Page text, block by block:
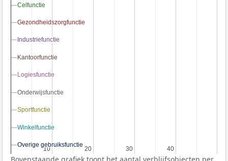
10
10 20
20 30
30 40
40
Celfunctie
Celfunctie
Gezondheidszorgfunctie
Gezondheidszorgfunctie
Industriefunctie
Industriefunctie
Kantoorfunctie
Kantoorfunctie
Logiesfunctie
Logiesfunctie
Onderwijsfunctie
Onderwijsfunctie
Sportfunctie
Sportfunctie
Winkelfunctie
Winkelfunctie
Overige gebruiksfunctie
Overige gebruiksfunctie